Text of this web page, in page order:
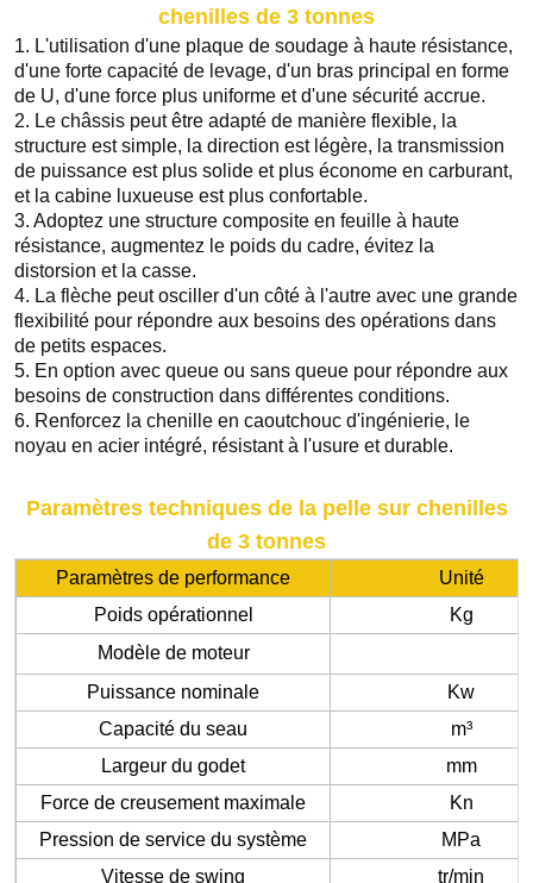
chenilles de 3 tonnes
1. L'utilisation d'une plaque de soudage à haute résistance,
d'une forte capacité de levage, d'un bras principal en forme
de U, d'une force plus uniforme et d'une sécurité accrue.
2. Le châssis peut être adapté de manière flexible, la
structure est simple, la direction est légère, la transmission
de puissance est plus solide et plus économe en carburant,
et la cabine luxueuse est plus confortable.
3. Adoptez une structure composite en feuille à haute
résistance, augmentez le poids du cadre, évitez la
distorsion et la casse.
4. La flèche peut osciller d'un côté à l'autre avec une grande
flexibilité pour répondre aux besoins des opérations dans
de petits espaces.
5. En option avec queue ou sans queue pour répondre aux
besoins de construction dans différentes conditions.
6. Renforcez la chenille en caoutchouc d'ingénierie, le
noyau en acier intégré, résistant à l'usure et durable.
Paramètres techniques de la pelle sur chenilles
de 3 tonnes
Paramètres de performance
Unité
Poids opérationnel
Kg
Modèle de moteur
Puissance nominale
Kw
Capacité du seau
m³
Largeur du godet
mm
Force de creusement maximale
Kn
Pression de service du système
MPa
Vitesse de swing
tr/min